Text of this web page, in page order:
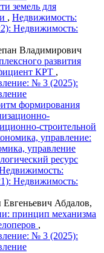
земель для
, Недвижимость:
Недвижимость:
Владимирович
развития
КРТ ,
№ 3 (2025):
формирования
строительной
управление:
управление
ресурс
Недвижимость:
Абдалов,
принцип механизма
,
№ 3 (2025):